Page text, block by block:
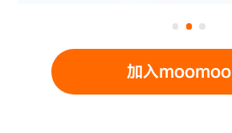
加入moomoo